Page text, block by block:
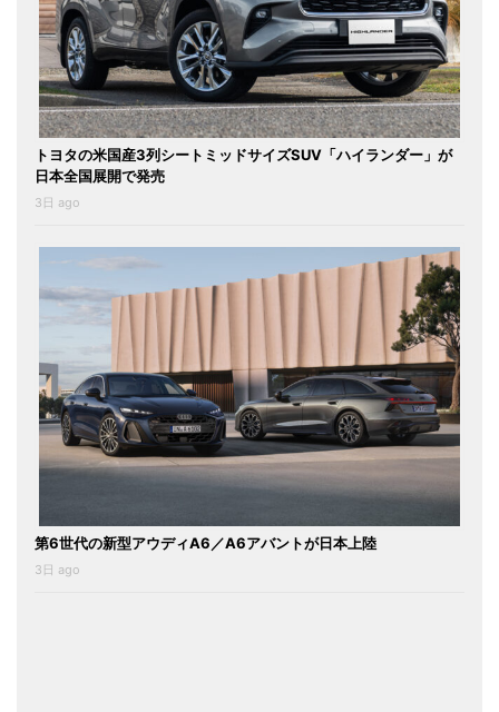
トヨタの米国産3列シートミッドサイズSUV「ハイランダー」が
日本全国展開で発売
3日 ago
第6世代の新型アウディA6／A6アバントが日本上陸
3日 ago